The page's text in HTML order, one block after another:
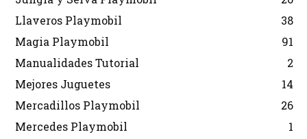
Llaveros Playmobil
38
Magia Playmobil
91
Manualidades Tutorial
2
Mejores Juguetes
14
Mercadillos Playmobil
26
Mercedes Playmobil
1